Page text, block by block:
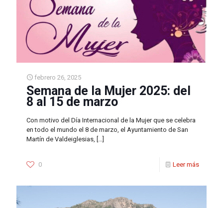
febrero 26, 2025
Semana de la Mujer 2025: del
8 al 15 de marzo
Con motivo del Día Internacional de la Mujer que se celebra
en todo el mundo el 8 de marzo, el Ayuntamiento de San
Martín de Valdeiglesias, […]
0 Leer más